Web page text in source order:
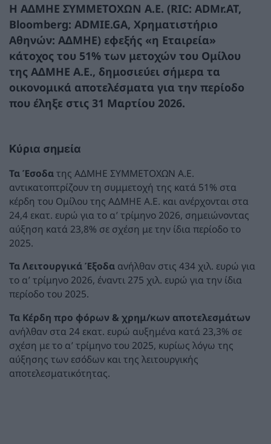
Η ΑΔΜΗΕ ΣΥΜΜΕΤΟΧΩΝ Α.Ε. (RIC: ADMr.AT,
Bloomberg: ADMIE.GA, Χρηματιστήριο
Αθηνών: ΑΔΜΗΕ) εφεξής «η Εταιρεία»
κάτοχος του 51% των μετοχών του Ομίλου
της ΑΔΜΗΕ Α.Ε., δημοσιεύει σήμερα τα
οικονομικά αποτελέσματα για την περίοδο
που έληξε στις 31 Μαρτίου 2026.
Κύρια σημεία
Τα Έσοδατης ΑΔΜΗΕ ΣΥΜΜΕΤΟΧΩΝ Α.Ε.
αντικατοπτρίζουν τη συμμετοχή της κατά 51% στα
κέρδη του Ομίλου της ΑΔΜΗΕ Α.Ε. και ανέρχονται στα
24,4 εκατ. ευρώ για το α’ τρίμηνο 2026, σημειώνοντας
αύξηση κατά 23,8% σε σχέση με την ίδια περίοδο το
2025.
Τα Λειτουργικά Έξοδα ανήλθαν στις 434 χιλ. ευρώ για
το α’ τρίμηνο 2026, έναντι 275 χιλ. ευρώ για την ίδια
περίοδο του 2025.
Τα Κέρδη προ φόρων & χρημ/κων αποτελεσμάτων
ανήλθαν στα 24 εκατ. ευρώ αυξημένα κατά 23,3% σε
σχέση με το α’ τρίμηνο του 2025, κυρίως λόγω της
αύξησης των εσόδων και της λειτουργικής
αποτελεσματικότητας.